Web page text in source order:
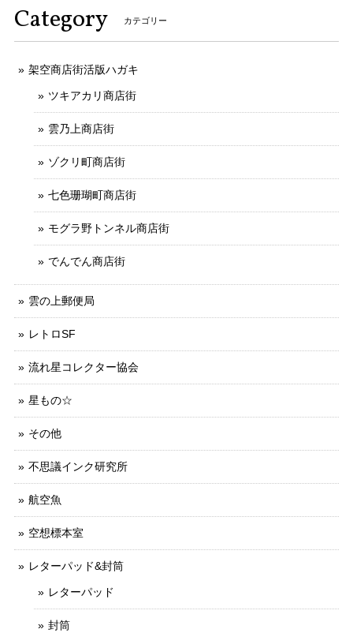
Category カテゴリー
架空商店街活版ハガキ
ツキアカリ商店街
雲乃上商店街
ゾクリ町商店街
七色珊瑚町商店街
モグラ野トンネル商店街
でんでん商店街
雲の上郵便局
レトロSF
流れ星コレクター協会
星もの☆
その他
不思議インク研究所
航空魚
空想標本室
レターパッド&封筒
レターパッド
封筒